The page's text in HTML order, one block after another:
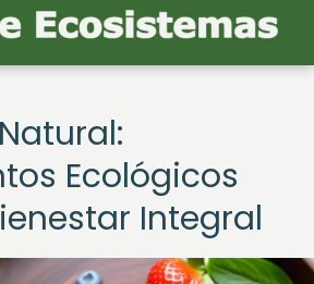
Ecológicos
Integral